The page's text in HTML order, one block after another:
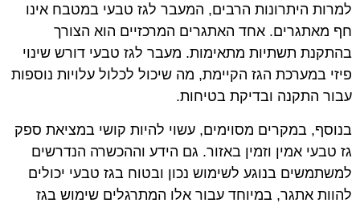
למרות היתרונות הרבים, המעבר לגז טבעי במטבח אינו
חף מאתגרים. אחד האתגרים המרכזיים הוא הצורך
בהתקנת תשתיות מתאימות. מעבר לגז טבעי דורש שינוי
פיזי במערכת הגז הקיימת, מה שיכול לכלול עלויות נוספות
עבור התקנה ובדיקת בטיחות.
בנוסף, במקרים מסוימים, עשוי להיות קושי במציאת ספק
גז טבעי אמין וזמין באזור. גם הידע וההכשרה הנדרשים
למשתמשים בנוגע לשימוש נכון ובטוח בגז טבעי יכולים
להוות אתגר, במיוחד עבור אלו המתרגלים שימוש בגז